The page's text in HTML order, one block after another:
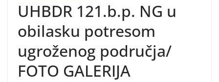
UHBDR 121.b.p. NG u
obilasku potresom
ugroženog područja/
FOTO GALERIJA